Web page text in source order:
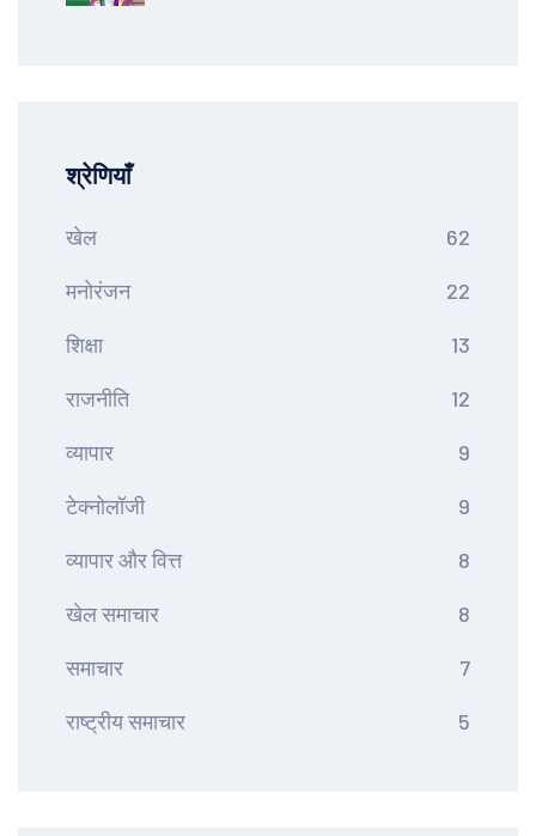
श्रेणियाँ
खेल 62
मनोरंजन 22
शिक्षा 13
राजनीति 12
व्यापार 9
टेक्नोलॉजी 9
व्यापार और वित्त 8
खेल समाचार 8
समाचार 7
राष्ट्रीय समाचार 5